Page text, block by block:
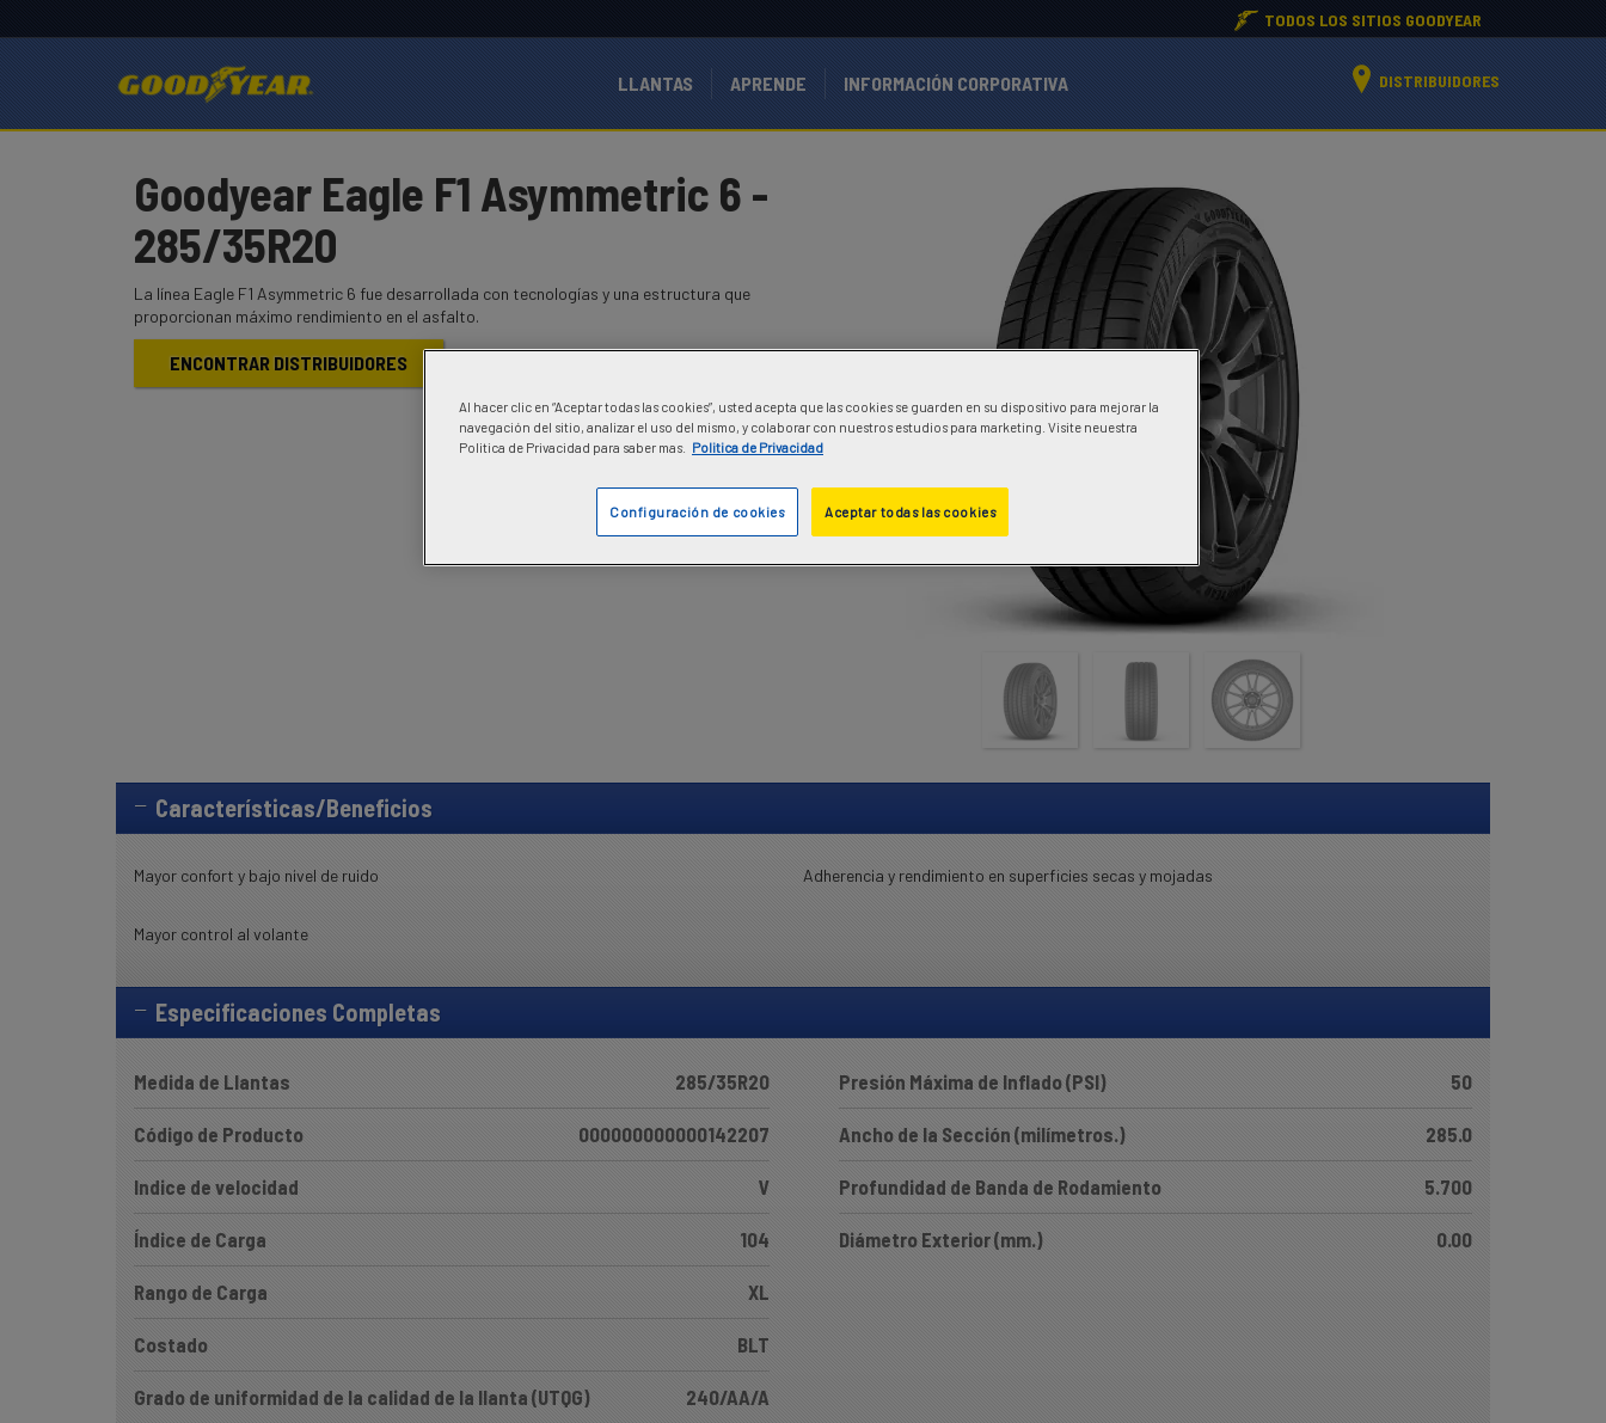
TODOS LOS SITIOS GOODYEAR
LLANTAS APRENDE INFORMACIÓN CORPORATIVA DISTRIBUIDORES
Goodyear Eagle F1 Asymmetric 6 -
285/35R20
La línea Eagle F1 Asymmetric 6 fue desarrollada con tecnologías y una estructura que
proporcionan máximo rendimiento en el asfalto.
ENCONTRAR DISTRIBUIDORES
Características/Beneficios
Mayor confort y bajo nivel de ruido Adherencia y rendimiento en superficies secas y mojadas
Mayor control al volante
Especificaciones Completas
Medida de Llantas 285/35R20
Código de Producto 000000000000142207
Indice de velocidad V
Índice de Carga 104
Rango de Carga XL
Costado BLT
Grado de uniformidad de la calidad de la llanta (UTQG) 240/AA/A
Presión Máxima de Inflado (PSI) 50
Ancho de la Sección (milímetros.) 285.0
Profundidad de Banda de Rodamiento 5.700
Diámetro Exterior (mm.) 0.00
Al hacer clic en “Aceptar todas las cookies”, usted acepta que las cookies se guarden en su dispositivo para mejorar la
navegación del sitio, analizar el uso del mismo, y colaborar con nuestros estudios para marketing. Visite neuestra
Politica de Privacidad para saber mas.
Politica de Privacidad
Aceptar todas las cookies
Configuración de cookies